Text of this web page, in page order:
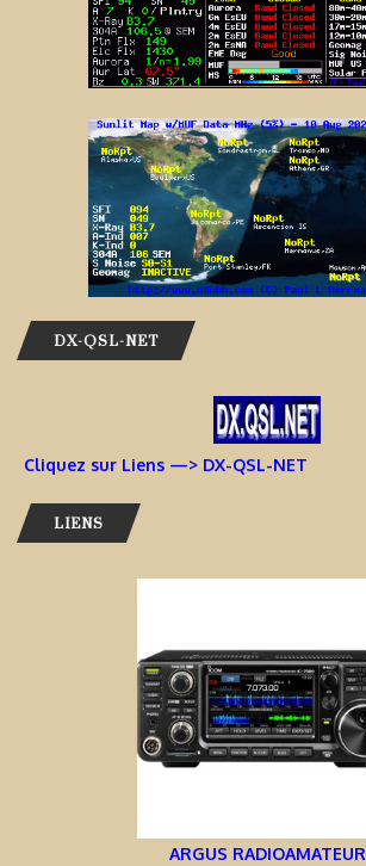
DX-QSL-NET
Cliquez sur Liens —> DX-QSL-NET
LIENS
ARGUS RADIOAMATEUR